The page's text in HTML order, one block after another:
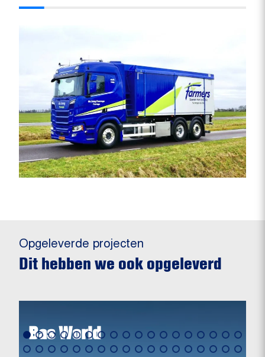
Opgeleverde projecten
Dit hebben we ook opgeleverd
Bas World